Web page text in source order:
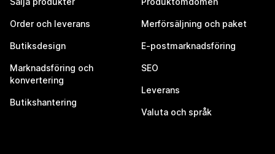
Order och leverans
Butiksdesign
Marknadsföring och
konvertering
Butikshantering
Merförsäljning och paket
E-postmarknadsföring
SEO
Leverans
Valuta och språk